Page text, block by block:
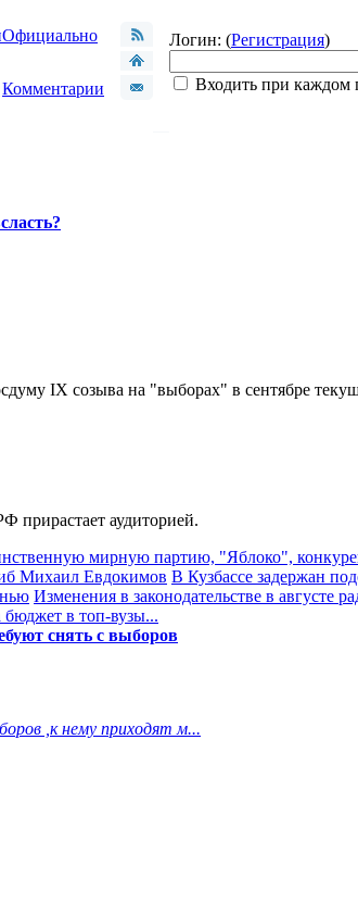
Официально
Комментарии
Логин: (Регистрация)
Входить при каждом
IX созыва на "выборах" в сентябре
прирастает аудиторией.
мирную партию, "Яблоко",
Михаил Евдокимов В Кузбассе задержан
Изменения в законодательстве в августе
в топ-вузы...
снять с выборов
,к нему приходят м...